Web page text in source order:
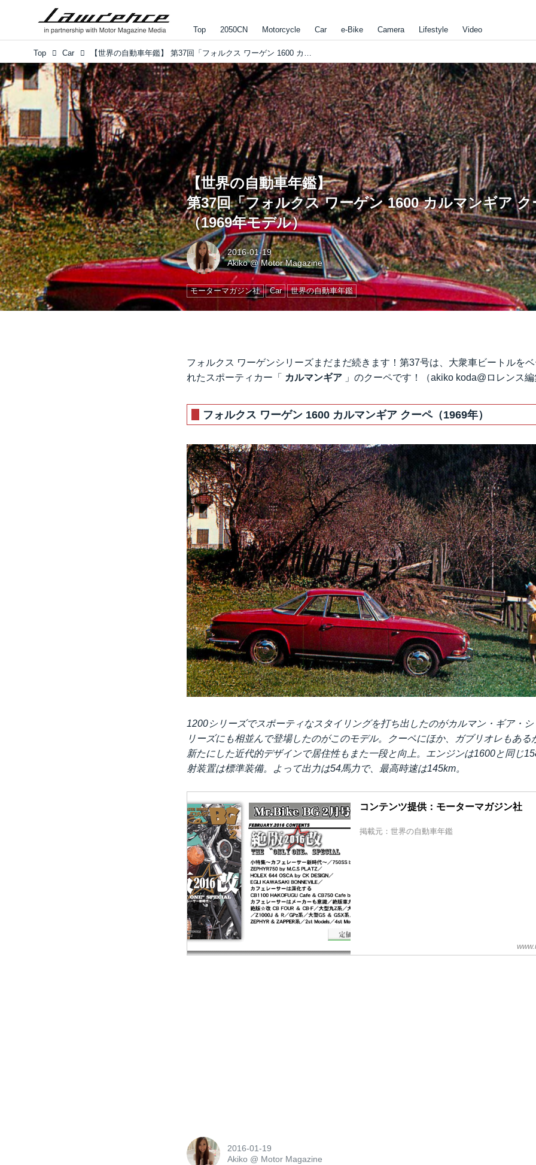
Top 2050CN Motorcycle Car e-Bike Camera Lifestyle Video
Top Car 【世界の自動車年鑑】 第37回「フォルクス ワーゲン 1600 カルマンギア クーペ」（1969年モデル）
【世界の自動車年鑑】
第37回「フォルクス ワーゲン 1600 カルマンギア ク
（1969年モデル）
2016-01-19
Akiko@Motor Magazine
モーターマガジン社 Car 世界の自動車年鑑
フォルクス ワーゲンシリーズまだまだ続きます！第37号は、大衆車ビートルを
れたスポーティカー「
カルマンギア 」のクーペです！（akiko koda@ロレンス
フォルクス ワーゲン 1600 カルマンギア クーペ（1969年）
1200シリーズでスポーティなスタイリングを打ち出したのがカルマン・ギア・
リーズにも相並んで登場したのがこのモデル。クーペにほか、ガブリオレもある
新たにした近代的デザインで居住性もまた一段と向上。エンジンは1600と同じ
射装置は標準装備。よって出力は54馬力で、最高時速は145km。
コンテンツ提供：モーターマガジン社
掲載元：世界の自動車年鑑
2016-01-19
Akiko @ Motor Magazine